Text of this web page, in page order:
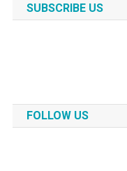
SUBSCRIBE US
FOLLOW US